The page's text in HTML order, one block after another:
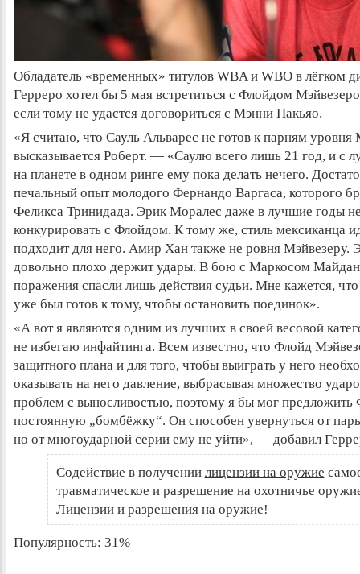
Обладатель «временных» титулов WBA и WBO в лёгком
Герреро хотел бы 5 мая встретиться с Флойдом
если тому не удастся договориться с Мэнни Пакьяо.
«Я считаю, что Сауль Альварес не готов к парням
высказывается Роберт. — «Саулю всего лишь 21 год, и с
на планете в одном ринге ему пока делать нечего.
печальный опыт молодого Фернандо Варгаса, которого
Феликса Тринидада. Эрик Моралес даже в лучшие годы
конкурировать с Флойдом. К тому же, стиль мексиканца
подходит для него. Амир Хан также не ровня Мэйвезеру.
довольно плохо держит удары. В бою с Маркосом
поражения спасли лишь действия судьи. Мне кажется,
уже был готов к тому, чтобы остановить поединок».
«А вот я являются одним из лучших в своей весовой
не избегаю инфайтинга. Всем известно, что Флойд
защитного плана и для того, чтобы выиграть у него
оказывать на него давление, выбрасывая множество
проблем с выносливостью, поэтому я бы мог предложить
постоянную „бомбёжку“. Он способен увернуться от
но от многоударной серии ему не уйти», — добавил
Содействие в получении лицензии на оружие
травматическое и разрешение на охотничье
Лицензии и разрешения на оружие!
Популярность: 31%